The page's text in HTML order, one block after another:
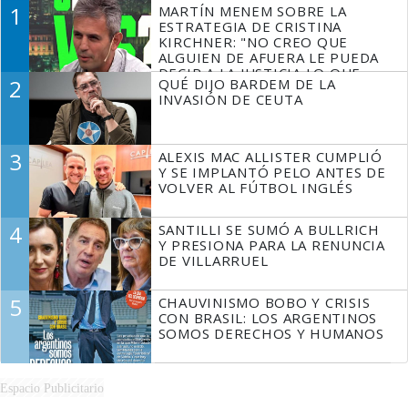
1
MARTÍN MENEM SOBRE LA
ESTRATEGIA DE CRISTINA
KIRCHNER: "NO CREO QUE
ALGUIEN DE AFUERA LE PUEDA
DECIR A LA JUSTICIA LO QUE
TIENE QUE HACER"
2
QUÉ DIJO BARDEM DE LA
INVASIÓN DE CEUTA
3
ALEXIS MAC ALLISTER CUMPLIÓ
Y SE IMPLANTÓ PELO ANTES DE
VOLVER AL FÚTBOL INGLÉS
4
SANTILLI SE SUMÓ A BULLRICH
Y PRESIONA PARA LA RENUNCIA
DE VILLARRUEL
5
CHAUVINISMO BOBO Y CRISIS
CON BRASIL: LOS ARGENTINOS
SOMOS DERECHOS Y HUMANOS
Espacio Publicitario